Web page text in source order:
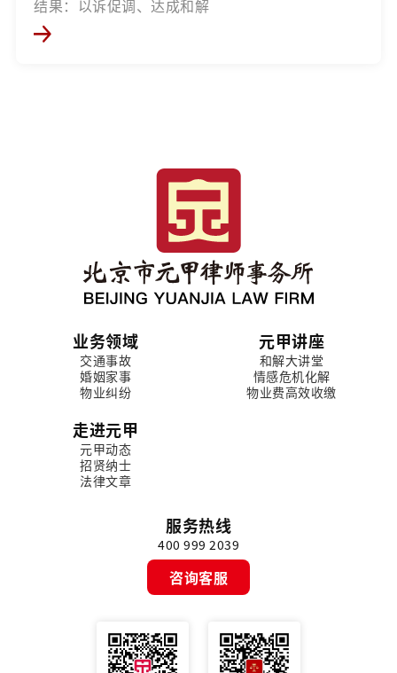
结果：以诉促调、达成和解
业务领域
交通事故
婚姻家事
物业纠纷
元甲讲座
和解大讲堂
情感危机化解
物业费高效收缴
走进元甲
元甲动态
招贤纳士
法律文章
服务热线
400 999 2039
咨询客服